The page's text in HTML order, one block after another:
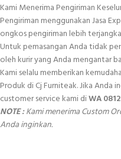
Kami Menerima Pengiriman
Pengiriman menggunakan Jasa
ongkos pengiriman lebih
Untuk pemasangan Anda tidak
oleh kurir yang Anda mengantar
Kami selalu memberikan
Produk di Cj Furniteak. Jika Anda
customer service kami diWA
NOTE :Kami menerima Custom
Anda inginkan.